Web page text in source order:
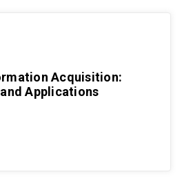
Acquisition:
Applications